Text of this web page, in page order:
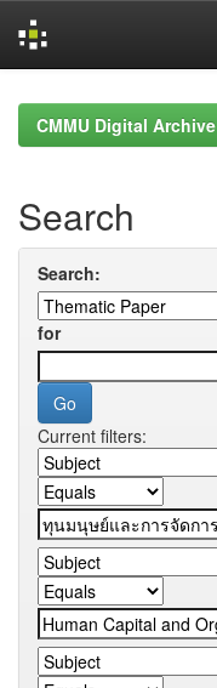
navigationCMMU Digital Archive
Search
Search:
for
Current filters: